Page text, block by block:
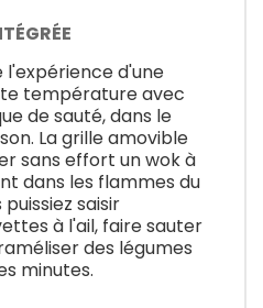
d'une
température avec
de sauté, dans le
La grille amovible
sans effort un wok à
dans les flammes du
saisir
à l'ail, faire sauter
des légumes
minutes.